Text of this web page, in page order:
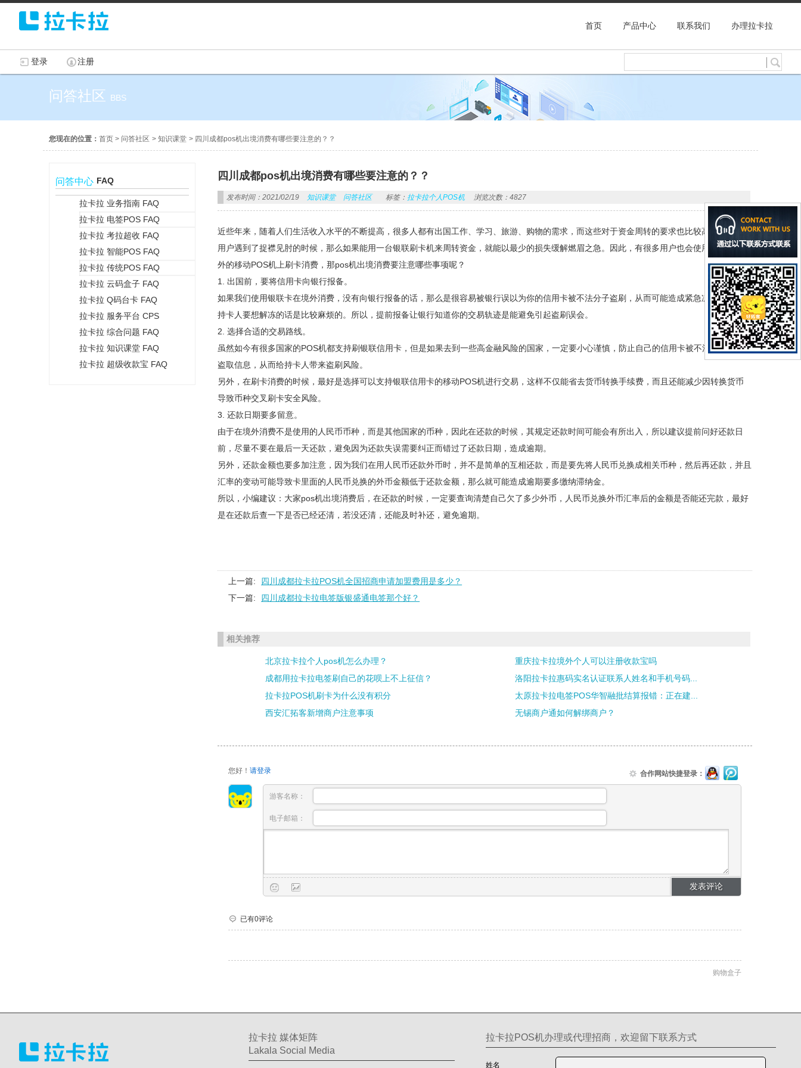
首页 产品中心 联系我们 办理拉卡拉
登录 注册
问答社区 BBS
您现在的位置： 首页 > 问答社区 > 知识课堂 > 四川成都pos机出境消费有哪些要注意的？？
问答中心 FAQ
拉卡拉 业务指南 FAQ
拉卡拉 电签POS FAQ
拉卡拉 考拉超收 FAQ
拉卡拉 智能POS FAQ
拉卡拉 传统POS FAQ
拉卡拉 云码盒子 FAQ
拉卡拉 Q码台卡 FAQ
拉卡拉 服务平台 CPS
拉卡拉 综合问题 FAQ
拉卡拉 知识课堂 FAQ
拉卡拉 超级收款宝 FAQ
四川成都pos机出境消费有哪些要注意的？？
发布时间：2021/02/19 知识课堂 问答社区 标签： 拉卡拉个人POS机 浏览次数：4827
近些年来，随着人们生活收入水平的不断提高，很多人都有出国工作、学习、旅游、购物的需求，而这些对于资金周转的要求也比较高，特别是在
用户遇到了捉襟见肘的时候，那么如果能用一台银联刷卡机来周转资金，就能以最少的损失缓解燃眉之急。因此，有很多用户也会使用信用卡在国
外的移动POS机上刷卡消费，那pos机出境消费要注意哪些事项呢？
1. 出国前，要将信用卡向银行报备。
如果我们使用银联卡在境外消费，没有向银行报备的话，那么是很容易被银行误以为你的信用卡被不法分子盗刷，从而可能造成紧急冻结信用卡，
持卡人要想解冻的话是比较麻烦的。所以，提前报备让银行知道你的交易轨迹是能避免引起盗刷误会。
2. 选择合适的交易路线。
虽然如今有很多国家的POS机都支持刷银联信用卡，但是如果去到一些高金融风险的国家，一定要小心谨慎，防止自己的信用卡被不法分子入侵
盗取信息，从而给持卡人带来盗刷风险。
另外，在刷卡消费的时候，最好是选择可以支持银联信用卡的移动POS机进行交易，这样不仅能省去货币转换手续费，而且还能减少因转换货币
导致币种交叉刷卡安全风险。
3. 还款日期要多留意。
由于在境外消费不是使用的人民币币种，而是其他国家的币种，因此在还款的时候，其规定还款时间可能会有所出入，所以建议提前问好还款日
前，尽量不要在最后一天还款，避免因为还款失误需要纠正而错过了还款日期，造成逾期。
另外，还款金额也要多加注意，因为我们在用人民币还款外币时，并不是简单的互相还款，而是要先将人民币兑换成相关币种，然后再还款，并且
汇率的变动可能导致卡里面的人民币兑换的外币金额低于还款金额，那么就可能造成逾期要多缴纳滞纳金。
所以，小编建议：大家pos机出境消费后，在还款的时候，一定要查询清楚自己欠了多少外币，人民币兑换外币汇率后的金额是否能还完款，最好
是在还款后查一下是否已经还清，若没还清，还能及时补还，避免逾期。
上一篇:
四川成都拉卡拉POS机全国招商申请加盟费用是多少？
下一篇:
四川成都拉卡拉电签版银盛通电签那个好？
相关推荐
北京拉卡拉个人pos机怎么办理？
重庆拉卡拉境外个人可以注册收款宝吗
成都用拉卡拉电签刷自己的花呗上不上征信？
洛阳拉卡拉惠码实名认证联系人姓名和手机号码...
拉卡拉POS机刷卡为什么没有积分
太原拉卡拉电签POS华智融批结算报错：正在建...
西安汇拓客新增商户注意事项
无锡商户通如何解绑商户？
您好！请登录 合作网站快捷登录：
游客名称：
电子邮箱：
已有0评论
购物盒子
拉卡拉 媒体矩阵
Lakala Social Media
拉卡拉POS机办理或代理招商，欢迎留下联系方式
姓名